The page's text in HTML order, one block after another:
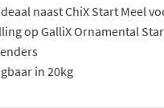
naast ChiX Start Meel
op GalliX Ornamental
in 20kg